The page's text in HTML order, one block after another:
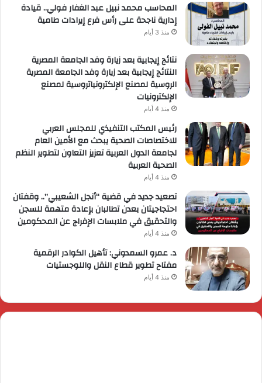
المحاسب محمد نبيل عبد الغفار فولي.. قيادة
إدارية ناجحة على رأس فرع إيرادات طامية
منذ 3 أيام
نتائج إيجابية بعد زيارة وفد الجامعة المصرية
النتائج إيجابية بعد زيارة وفد الجامعة المصرية
الروسية لمصنع الإلكترونياتروسية لمصنع
الإلكترونيات
منذ 4 أيام
رئيس المكتب التنفيذي للمجلس العربي
للاختصاصات الصحية يبحث مع الأمين العام
لجامعة الدول العربية تعزيز التعاون لتطوير النظم
الصحية العربية
منذ 4 أيام
تصعيد جديد في قضية “أنجل الشعيبي”.. وقفتان
احتجاجيتان بعدن تطالبان بإعادة متهمة للسجن
والتحقيق في ملابسات الإفراج عن المحكومين
منذ 4 أيام
د. عمرو السمدوني: تأهيل الكوادر الرقمية
مفتاح تطوير قطاع النقل واللوجستيات
منذ 4 أيام